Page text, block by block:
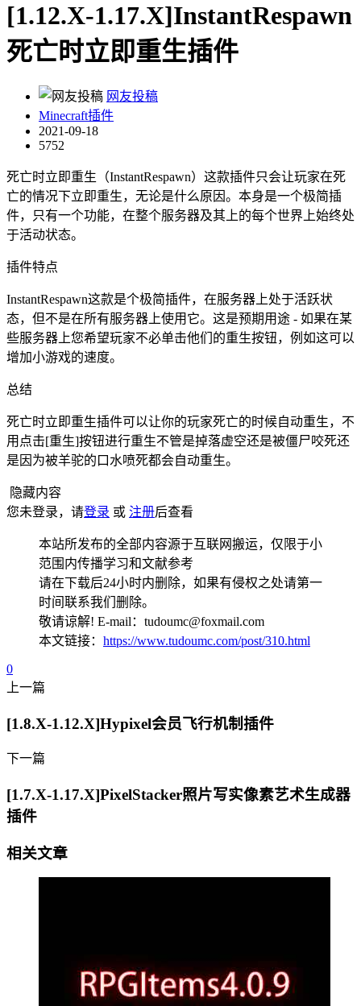
[1.12.X-1.17.X]InstantRespawn
死亡时立即重生插件
网友投稿
Minecraft插件
2021-09-18
5752
死亡时立即重生（InstantRespawn）这款插件只会让玩家在死
亡的情况下立即重生，无论是什么原因。本身是一个极简插
件，只有一个功能，在整个服务器及其上的每个世界上始终处
于活动状态。
插件特点
InstantRespawn这款是个极简插件，在服务器上处于活跃状
态，但不是在所有服务器上使用它。这是预期用途 - 如果在某
些服务器上您希望玩家不必单击他们的重生按钮，例如这可以
增加小游戏的速度。
总结
死亡时立即重生插件可以让你的玩家死亡的时候自动重生，不
用点击[重生]按钮进行重生不管是掉落虚空还是被僵尸咬死还
是因为被羊驼的口水喷死都会自动重生。
隐藏内容
您未登录，请登录 或 注册后查看
本站所发布的全部内容源于互联网搬运，仅限于小
范围内传播学习和文献参考
请在下载后24小时内删除，如果有侵权之处请第一
时间联系我们删除。
敬请谅解! E-mail：tudoumc@foxmail.com
本文链接： https://www.tudoumc.com/post/310.html
0
上一篇
[1.8.X-1.12.X]Hypixel会员飞行机制插件
下一篇
[1.7.X-1.17.X]PixelStacker照片写实像素艺术生成器
插件
相关文章